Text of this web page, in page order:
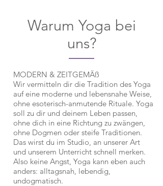
Warum Yoga bei
uns?
MODERN & ZEITGEMÄß
Wir vermitteln dir die Tradition des Yoga
auf eine moderne und lebensnahe Weise,
ohne esoterisch-anmutende Rituale. Yoga
soll zu dir und deinem Leben passen,
ohne dich in eine Richtung zu zwängen,
ohne Dogmen oder steife Traditionen.
Das wirst du im Studio, an unserer Art
und unserem Unterricht schnell merken.
Also keine Angst, Yoga kann eben auch
anders: alltagsnah, lebendig,
undogmatisch.